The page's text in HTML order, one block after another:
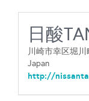
日酸
川崎市幸区堀川
Japan
http://